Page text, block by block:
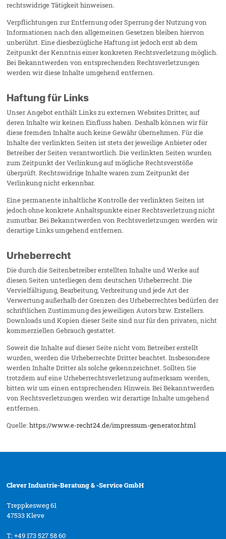
rechtswidrige Tätigkeit hinweisen.
Verpflichtungen zur Entfernung oder Sperrung der Nutzung von
Informationen nach den allgemeinen Gesetzen bleiben hiervon
unberührt. Eine diesbezügliche Haftung ist jedoch erst ab dem
Zeitpunkt der Kenntnis einer konkreten Rechtsverletzung möglich.
Bei Bekanntwerden von entsprechenden Rechtsverletzungen
werden wir diese Inhalte umgehend entfernen.
Haftung für Links
Unser Angebot enthält Links zu externen Websites Dritter, auf
deren Inhalte wir keinen Einfluss haben. Deshalb können wir für
diese fremden Inhalte auch keine Gewähr übernehmen. Für die
Inhalte der verlinkten Seiten ist stets der jeweilige Anbieter oder
Betreiber der Seiten verantwortlich. Die verlinkten Seiten wurden
zum Zeitpunkt der Verlinkung auf mögliche Rechtsverstöße
überprüft. Rechtswidrige Inhalte waren zum Zeitpunkt der
Verlinkung nicht erkennbar.
Eine permanente inhaltliche Kontrolle der verlinkten Seiten ist
jedoch ohne konkrete Anhaltspunkte einer Rechtsverletzung nicht
zumutbar. Bei Bekanntwerden von Rechtsverletzungen werden wir
derartige Links umgehend entfernen.
Urheberrecht
Die durch die Seitenbetreiber erstellten Inhalte und Werke auf
diesen Seiten unterliegen dem deutschen Urheberrecht. Die
Vervielfältigung, Bearbeitung, Verbreitung und jede Art der
Verwertung außerhalb der Grenzen des Urheberrechtes bedürfen der
schriftlichen Zustimmung des jeweiligen Autors bzw. Erstellers.
Downloads und Kopien dieser Seite sind nur für den privaten, nicht
kommerziellen Gebrauch gestattet.
Soweit die Inhalte auf dieser Seite nicht vom Betreiber erstellt
wurden, werden die Urheberrechte Dritter beachtet. Insbesondere
werden Inhalte Dritter als solche gekennzeichnet. Sollten Sie
trotzdem auf eine Urheberrechtsverletzung aufmerksam werden,
bitten wir um einen entsprechenden Hinweis. Bei Bekanntwerden
von Rechtsverletzungen werden wir derartige Inhalte umgehend
entfernen.
Quelle:https://www.e-recht24.de/impressum-generator.html
Clever Industrie-Beratung & -Service GmbH
Treppkesweg 61
47533 Kleve
T:+49 173 527 58 60